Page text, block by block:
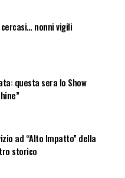
cercasi… nonni vigili
questa sera lo Show
ad “Alto Impatto” della
storico